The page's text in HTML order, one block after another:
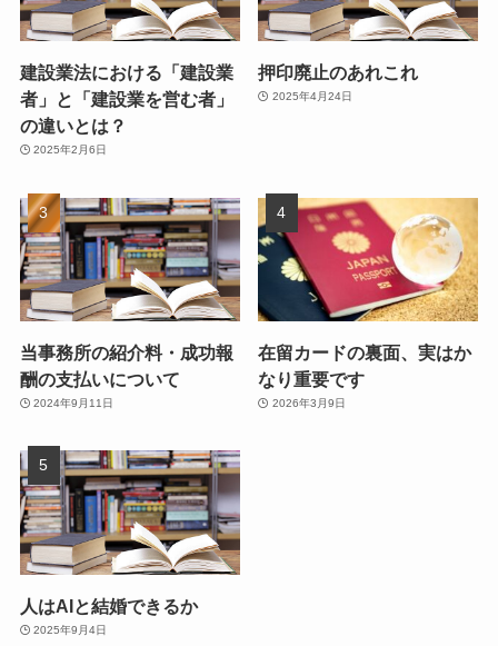
建設業法における「建設業
者」と「建設業を営む者」
の違いとは？
2025年2月6日
押印廃止のあれこれ
2025年4月24日
当事務所の紹介料・成功報
酬の支払いについて
2024年9月11日
在留カードの裏面、実はか
なり重要です
2026年3月9日
人はAIと結婚できるか
2025年9月4日